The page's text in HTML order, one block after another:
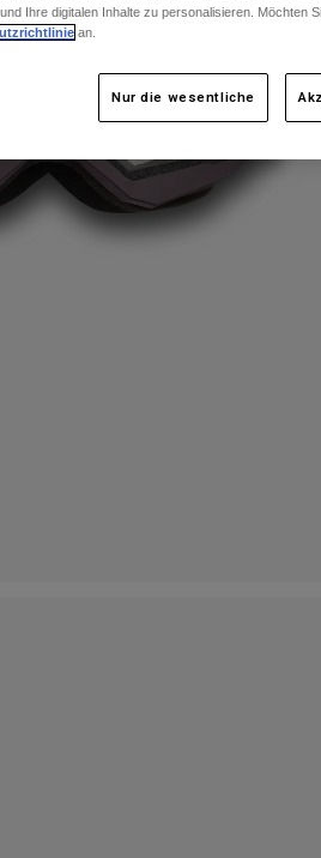
Ihre digitalen Inhalte zu personalisieren. Möchten
an.
Nur die wesentliche